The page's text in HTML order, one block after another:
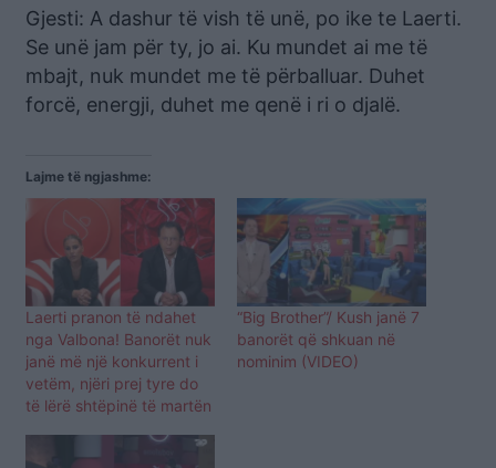
Gjesti: A dashur të vish të unë, po ike te Laerti.
Se unë jam për ty, jo ai. Ku mundet ai me të
mbajt, nuk mundet me të përballuar. Duhet
forcë, energji, duhet me qenë i ri o djalë.
Lajme të ngjashme:
Laerti pranon të ndahet
nga Valbona! Banorët nuk
janë më një konkurrent i
vetëm, njëri prej tyre do
të lërë shtëpinë të martën
“Big Brother”/ Kush janë 7
banorët që shkuan në
nominim (VIDEO)